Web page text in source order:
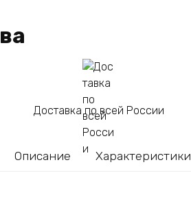
Доставка по всей России
Описание Характеристики